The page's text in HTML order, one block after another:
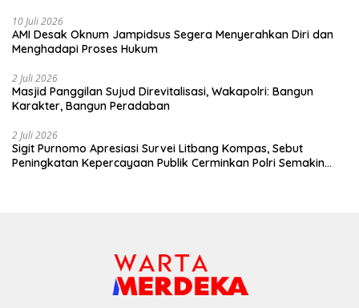
10 Juli 2026
AMI Desak Oknum Jampidsus Segera Menyerahkan Diri dan
Menghadapi Proses Hukum
2 Juli 2026
Masjid Panggilan Sujud Direvitalisasi, Wakapolri: Bangun
Karakter, Bangun Peradaban
2 Juli 2026
Sigit Purnomo Apresiasi Survei Litbang Kompas, Sebut
Peningkatan Kepercayaan Publik Cerminkan Polri Semakin